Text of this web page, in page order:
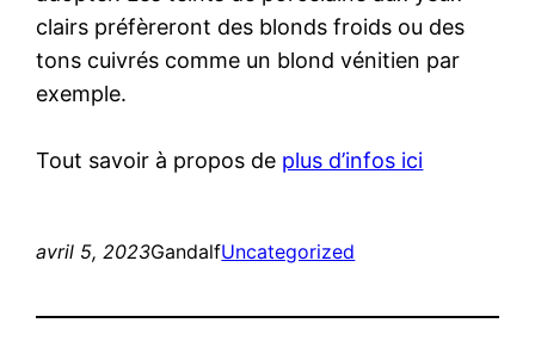
clairs préfèreront des blonds froids ou des
tons cuivrés comme un blond vénitien par
exemple.
Tout savoir à propos de plus d’infos ici
avril 5, 2023GandalfUncategorized